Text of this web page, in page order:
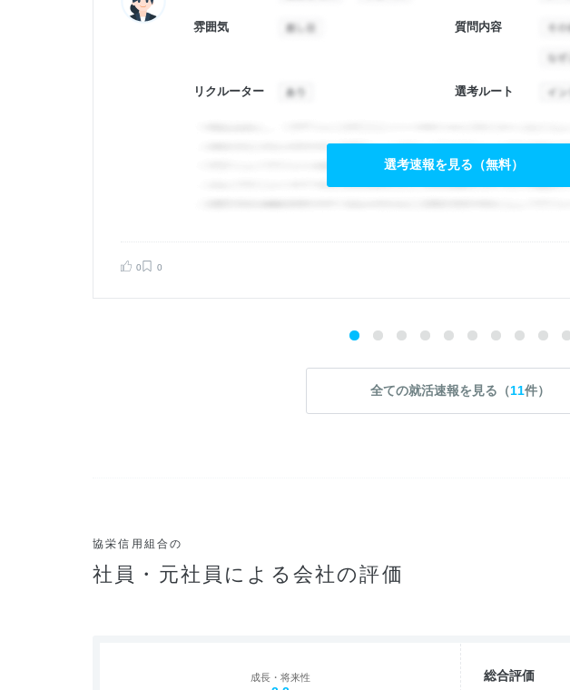
雰囲気 質問内容
リクルーター 選考ルート
選考速報を見る（無料）
0 0
全ての就活速報を見る（11件）
協栄信用組合の
社員・元社員による会社の評価
成長・将来性 総合評価